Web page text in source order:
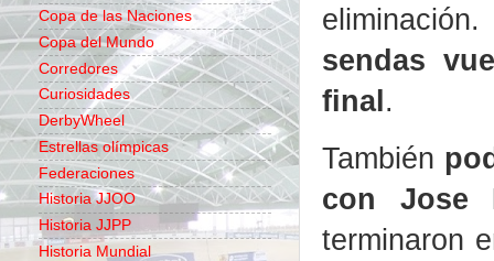
sendas
final.
También
con Jose
terminaron
Copa de las Naciones
Copa del Mundo
Corredores
Curiosidades
DerbyWheel
Estrellas olímpicas
Federaciones
Historia JJOO
Historia JJPP
Historia Mundial